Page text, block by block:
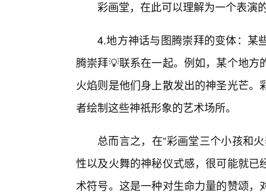
彩画堂，在此可以理解为一个表演
4.地方神话与图腾崇拜的变体：某
腾崇拜💡联系在一起。例如，某个地
火焰则是他们身上散发出的神圣光芒
者绘制这些神祇形象的艺术场所。
总而言之，在“彩画堂三个小孩和
性以及火舞的神秘仪式感，很可能就
术符号。这是一种对生命力量的赞颂